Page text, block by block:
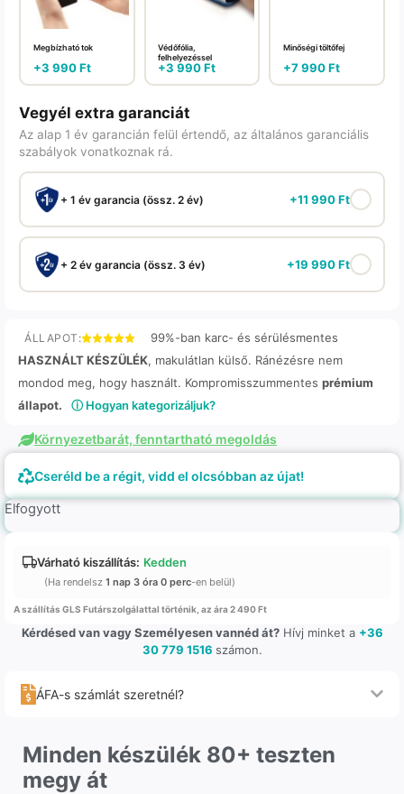
Megbízható tok
+3 990Ft
Védőfólia,
felhelyezéssel
+3 990Ft
Minőségi töltőfej
+7 990Ft
Vegyél extra garanciát
Az alap 1 év garancián felül értendő, az általános garanciális
szabályok vonatkoznak rá.
+ 1 év garancia (össz. 2 év) +11 990Ft
+ 2 év garancia (össz. 3 év) +19 990Ft
ÁLLAPOT:
99%-ban karc- és sérülésmentes
HASZNÁLT KÉSZÜLÉK, makulátlan külső. Ránézésre nem
mondod meg, hogy használt. Kompromisszummentes prémium
állapot.
ⓘ Hogyan kategorizáljuk?
Környezetbarát, fenntartható megoldás
Cseréld be a régit, vidd el olcsóbban az újat!
Elfogyott
Várható kiszállítás: Kedden
(Ha rendelsz 1 nap 3 óra 0 perc-en belül)
A szállítás GLS Futárszolgálattal történik, az ára 2 490 Ft
Kérdésed van vagy Személyesen vannéd át?Hívj minket a +36
30 779 1516 számon.
ÁFA-s számlát szeretnél?
Minden készülék 80+ teszten
megy át